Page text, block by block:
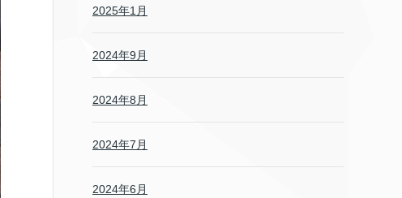
2025年1月
2024年9月
2024年8月
2024年7月
2024年6月